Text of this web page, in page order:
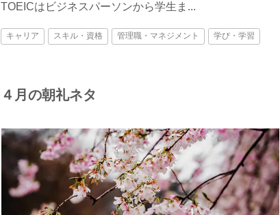
TOEICはビジネスパーソンから学生ま...
キャリア スキル・資格 管理職・マネジメント 学び・学習
４月の朝礼ネタ